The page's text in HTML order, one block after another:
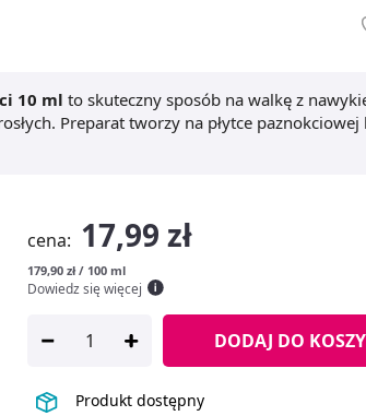
10 ml to skuteczny sposób na walkę z
Preparat tworzy na płytce paznokciowej
do wkładania palców do ust.
dobrane składniki bezpieczne dla skóry,
cena: 17,99 zł
179,90 zł / 100 ml
Dowiedz się więcej
DODAJ DO
Produkt dostępny